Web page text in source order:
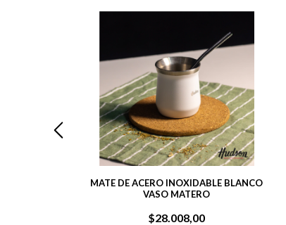
MATE DE ACERO INOXIDABLE BLANCO
VASO MATERO
$28.008,00